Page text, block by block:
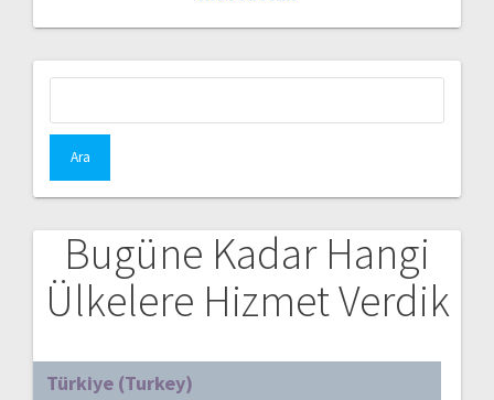
Bugüne Kadar Hangi
Ülkelere Hizmet Verdik
Türkiye (Turkey)